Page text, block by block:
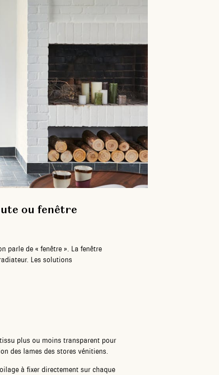
ou fenêtre
parle de « fenêtre ». La fenêtre
Les solutions
plus ou moins transparent pour
des lames des stores vénitiens.
à fixer directement sur chaque